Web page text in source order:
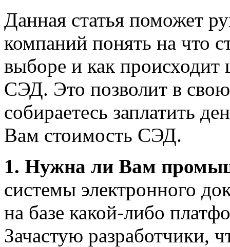
Данная статья поможет
компаний понять на что
выборе и как происходит
СЭД. Это позволит в
собираетесь заплатить
Вам стоимость СЭД.
1. Нужна ли Вам
системы электронного
на базе какой-либо
Зачастую разработчики,